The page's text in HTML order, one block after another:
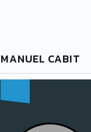
MANUEL CABIT